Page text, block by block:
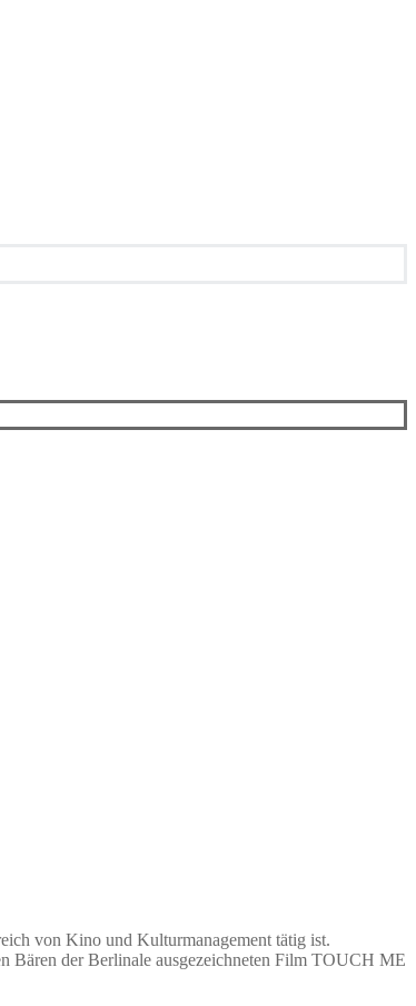
von Kino und Kulturmanagement tätig ist.
Bären der Berlinale ausgezeichneten Film TOUCH ME